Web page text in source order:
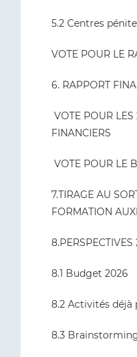
5.2 Centres
VOTE POUR LE
6. RAPPORT
VOTE POUR LES
FINANCIERS
VOTE POUR LE
7.TIRAGE AU
FORMATION
8.PERSPECTIVES
8.1 Budget 2026
8.2 Activités déjà
8.3